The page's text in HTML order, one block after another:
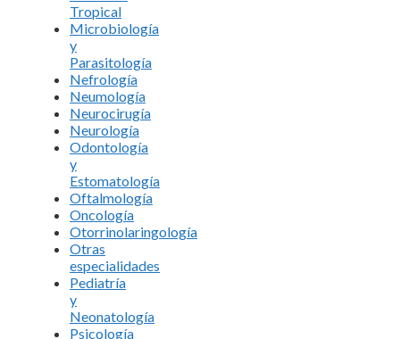
Tropical
Microbiología
y
Parasitología
Nefrología
Neumología
Neurocirugía
Neurología
Odontología
y
Estomatología
Oftalmología
Oncología
Otorrinolaringología
Otras
especialidades
Pediatría
y
Neonatología
Psicología